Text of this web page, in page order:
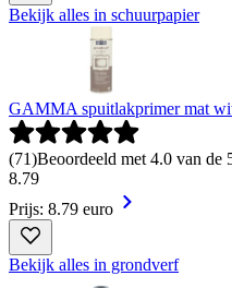
Bekijk alles in schuurpapier
GAMMA spuitlakprimer mat
(71)Beoordeeld met 4.0 van de
8.79
Prijs: 8.79 euro
Bekijk alles in grondverf